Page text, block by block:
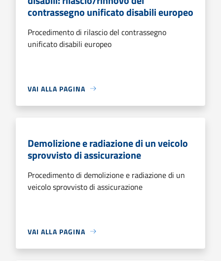
contrassegno unificato disabili europeo
Procedimento di rilascio del contrassegno
unificato disabili europeo
VAI ALLA PAGINA
Demolizione e radiazione di un veicolo
sprovvisto di assicurazione
Procedimento di demolizione e radiazione di un
veicolo sprovvisto di assicurazione
VAI ALLA PAGINA